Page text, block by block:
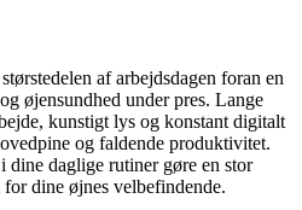
af arbejdsdagen foran en
øjensundhed under pres. Lange
kunstigt lys og konstant digitalt
og faldende produktivitet.
dine daglige rutiner gøre en stor
dine øjnes velbefindende.